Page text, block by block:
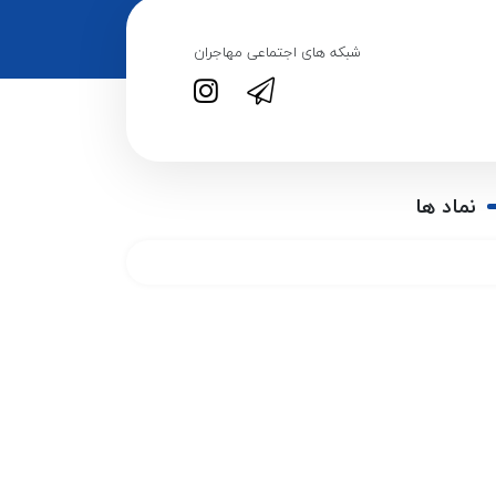
شبکه های اجتماعی مهاجران
نماد ها